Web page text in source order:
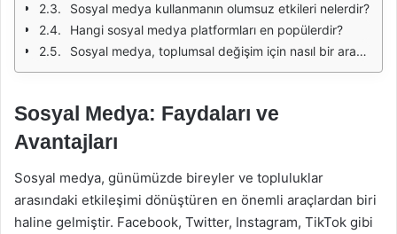
Sosyal medya kullanmanın olumsuz etkileri nelerdir?
Hangi sosyal medya platformları en popülerdir?
Sosyal medya, toplumsal değişim için nasıl bir araçtır?
Sosyal Medya: Faydaları ve
Avantajları
Sosyal medya, günümüzde bireyler ve topluluklar
arasındaki etkileşimi dönüştüren en önemli araçlardan biri
haline gelmiştir. Facebook, Twitter, Instagram, TikTok gibi